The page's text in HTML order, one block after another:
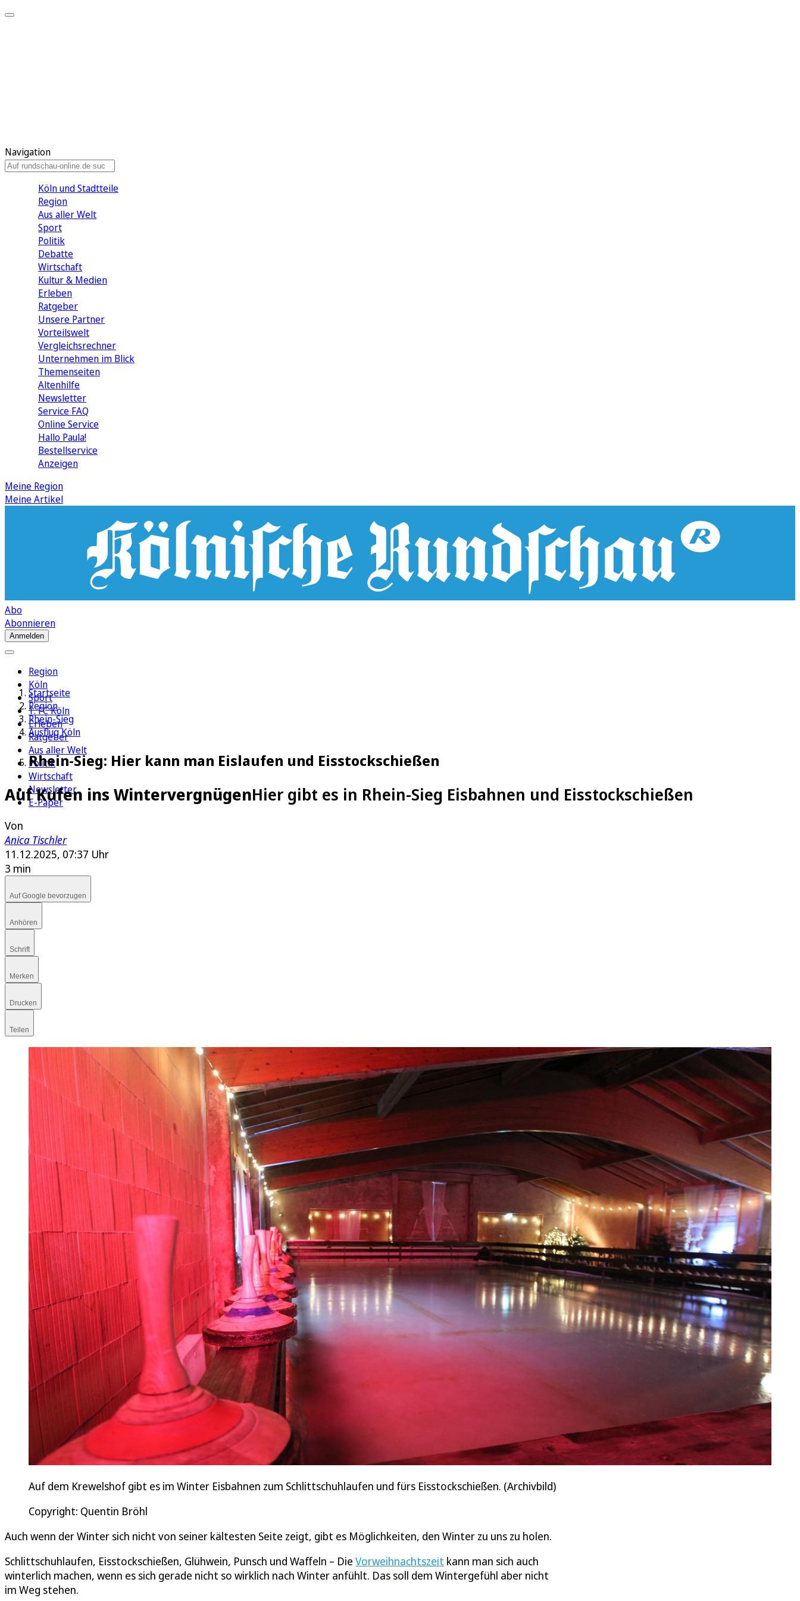
Navigation
Köln und Stadtteile
Region
Aus aller Welt
Sport
Politik
Debatte
Wirtschaft
Kultur & Medien
Erleben
Ratgeber
Unsere Partner
Vorteilswelt
Vergleichsrechner
Unternehmen im Blick
Themenseiten
Altenhilfe
Newsletter
Service FAQ
Online Service
Hallo Paula!
Bestellservice
Anzeigen
Meine Region
Meine Artikel
Abo
Abonnieren
Anmelden
Region
Köln
Sport
1. FC Köln
Erleben
Ratgeber
Aus aller Welt
Politik
Wirtschaft
Newsletter
E-Paper
Startseite
Region
Rhein-Sieg
Ausflug Köln
Rhein-Sieg: Hier kann man Eislaufen und Eisstockschießen
Auf Kufen ins WintervergnügenHier gibt es in Rhein-Sieg Eisbahnen und Eisstockschießen
Von
Anica Tischler
11.12.2025, 07:37 Uhr
3 min
Auf Google bevorzugen
Anhören
Schrift
Merken
Drucken
Teilen
Auf dem Krewelshof gibt es im Winter Eisbahnen zum Schlittschuhlaufen und fürs Eisstockschießen. (Archivbild)
Copyright: Quentin Bröhl
Auch wenn der Winter sich nicht von seiner kältesten Seite zeigt, gibt es Möglichkeiten, den Winter zu uns zu holen.
Schlittschuhlaufen, Eisstockschießen, Glühwein, Punsch und Waffeln – Die Vorweihnachtszeit kann man sich auch
winterlich machen, wenn es sich gerade nicht so wirklich nach Winter anfühlt. Das soll dem Wintergefühl aber nicht
im Weg stehen.